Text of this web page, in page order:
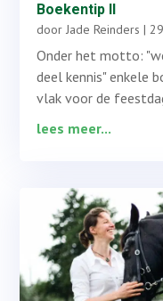
Boekentip II
doorJade Reinders |
Onder het motto:
deel kennis" enkele
vlak voor de
lees meer...